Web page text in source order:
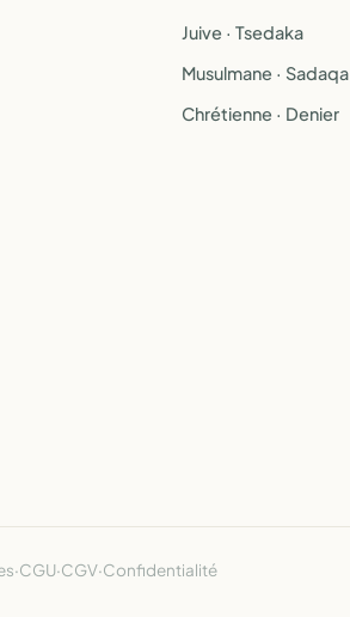
Juive · Tsedaka
Musulmane · Sadaqa
Chrétienne · Denier
·CGU·CGV·Confidentialité